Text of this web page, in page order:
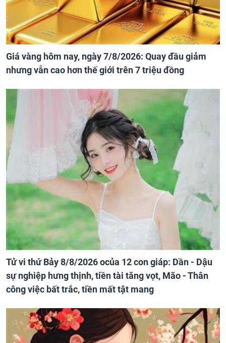
Giá vàng hôm nay, ngày 7/8/2026: Quay đầu giảm
nhưng vẫn cao hơn thế giới trên 7 triệu đồng
Tử vi thứ Bảy 8/8/2026 ocủa 12 con giáp: Dần - Dậu
sự nghiệp hưng thịnh, tiền tài tăng vọt, Mão - Thân
công việc bất trắc, tiền mất tật mang